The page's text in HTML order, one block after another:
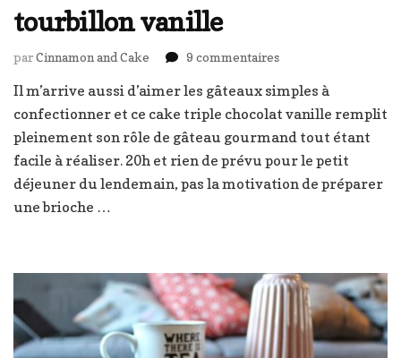
tourbillon vanille
parCinnamon and Cake 9 commentairessur
cake
triple
chocolat
vanille
Il m’arrive aussi d’aimer les gâteaux simples à
confectionner et ce cake triple chocolat vanille remplit
pleinement son rôle de gâteau gourmand tout étant
facile à réaliser. 20h et rien de prévu pour le petit
déjeuner du lendemain, pas la motivation de préparer
une brioche …